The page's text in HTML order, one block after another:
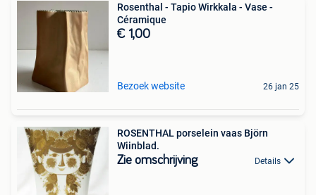
Rosenthal - Tapio Wirkkala - Vase -
Céramique
€ 1,00
Bezoek website 26 jan 25
ROSENTHAL porselein vaas Björn
Wiinblad.
Zie omschrijving Details